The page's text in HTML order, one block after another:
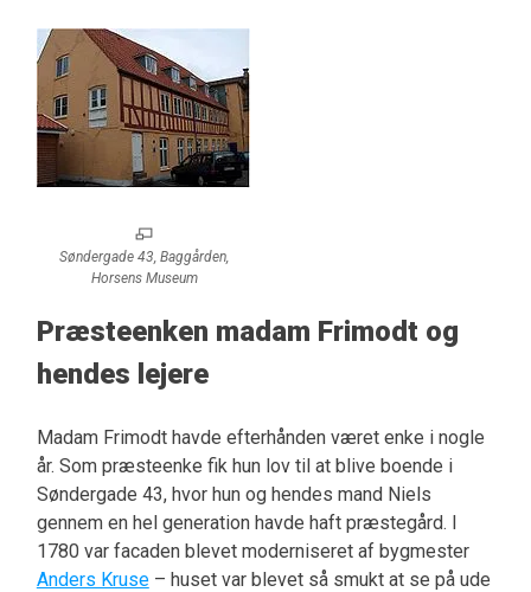
Søndergade 43, Baggården,
Horsens Museum
Præsteenken madam Frimodt og
hendes lejere
Madam Frimodt havde efterhånden været enke i nogle
år. Som præsteenke fik hun lov til at blive boende i
Søndergade 43, hvor hun og hendes mand Niels
gennem en hel generation havde haft præstegård. I
1780 var facaden blevet moderniseret af bygmester
Anders Kruse– huset var blevet så smukt at se på ude